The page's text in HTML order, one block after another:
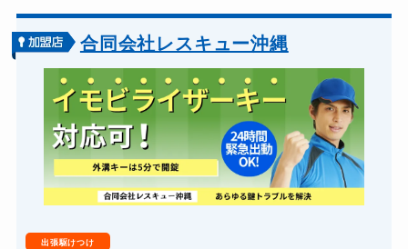
バイクカギ開け 13,200円～(税込)
バイクカギ作成 16,500円～(税込)
スーツケースカギ開け 8,800円～(税込)
金庫カギ開け 14,300円～(税込)
金庫カギ交換 11,000円～(税込)
ロッカーカギ開け 8,800円～(税込)
ドアノブカギ開け
合同会社レスキュー沖縄
出張駆けつけ